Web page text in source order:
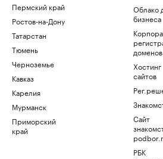
Пермский край
Ростов-на-Дону
Татарстан
Тюмень
Черноземье
Кавказ
Карелия
Мурманск
Приморский
край
Облако
бизнеса
доменов
Хостинг
сайтов
Сайт
РБК